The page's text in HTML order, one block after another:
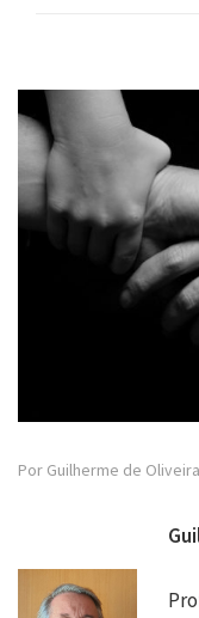
Por Guilherme de Oliveira